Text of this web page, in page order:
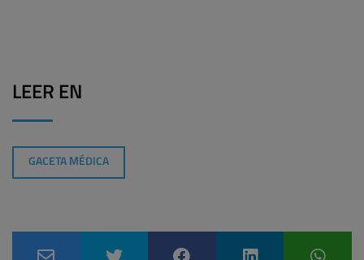
LEER EN
GACETA MÉDICA